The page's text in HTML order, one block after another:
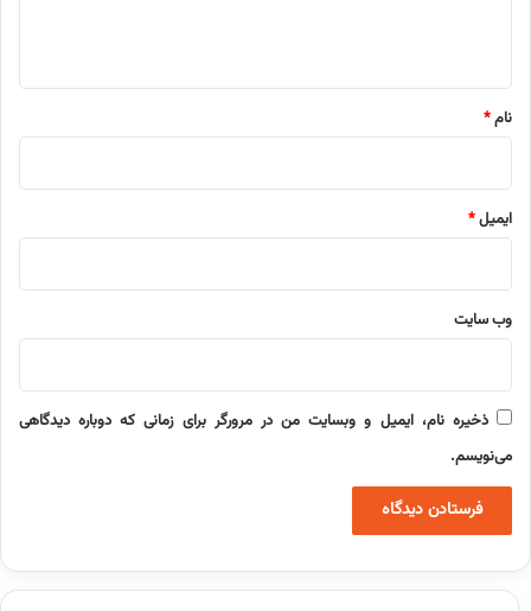
نام*
ایمیل*
وب‌ سایت
ذخیره نام، ایمیل و وبسایت من در مرورگر برای زمانی که دوباره دیدگاهی
می‌نویسم.